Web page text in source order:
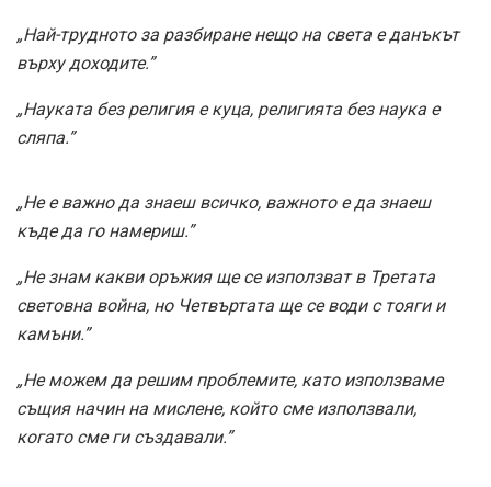
„Най-трудното за разбиране нещо на света е данъкът
върху доходите.”
„Науката без религия е куца, религията без наука е
сляпа.”
„Не е важно да знаеш всичко, важното е да знаеш
къде да го намериш.”
„Не знам какви оръжия ще се използват в Третата
световна война, но Четвъртата ще се води с тояги и
камъни.”
„Не можем да решим проблемите, като използваме
същия начин на мислене, който сме използвали,
когато сме ги създавали.”